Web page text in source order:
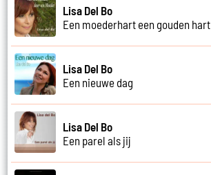
Lisa Del Bo
Een moederhart een gouden hart
Lisa Del Bo
Een nieuwe dag
Lisa Del Bo
Een parel als jij